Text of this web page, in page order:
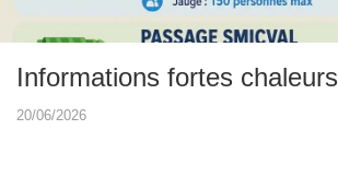
Informations fortes chaleurs
20/06/2026